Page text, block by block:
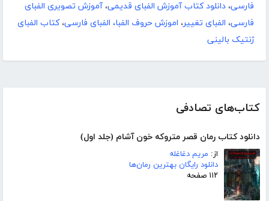
کتاب‌های تصادفی
دانلود کتاب رمان قصر متروکه خون آشام (جلد اول)
از: مریم دغاغله
دانلود رایگان بهترین رمان‌ها
۱۱۲ صفحه
فارسی، دانلود کتاب آموزش الفبای قدیمی،آموزش تصویری الفبای
فارسی، الفبای تغییر، اموزش حروف الفبا، الفبای فارسی،کتاب الفبای
ژنتیک بالینی